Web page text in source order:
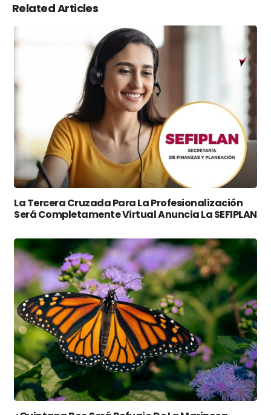
Related Articles
La Tercera Cruzada Para La Profesionalización
Será Completamente Virtual Anuncia La SEFIPLAN